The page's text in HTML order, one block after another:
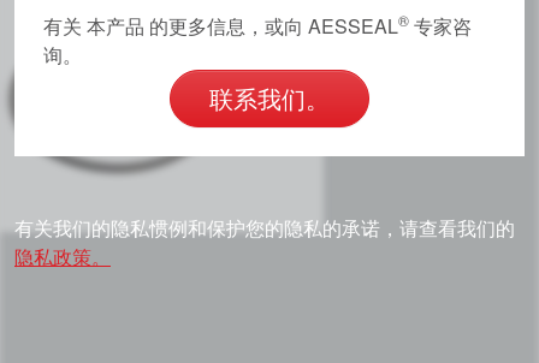
有关 本产品 的更多信息，或向 AESSEAL® 专家咨
询。
联系我们。
有关我们的隐私惯例和保护您的隐私的承诺，请查看我们的
隐私政策。